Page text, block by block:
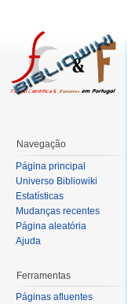
Navegação
Página principal
Universo Bibliowiki
Estatísticas
Mudanças recentes
Página aleatória
Ajuda
Ferramentas
Páginas afluentes